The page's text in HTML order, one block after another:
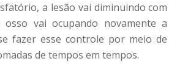
a lesão vai diminuindo com
vai ocupando novamente a
fazer esse controle por meio de
de tempos em tempos.